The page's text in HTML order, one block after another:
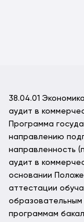
38.04.01
аудит в
Программа
направлению
направленность
аудит в
основании
аттестации
программам